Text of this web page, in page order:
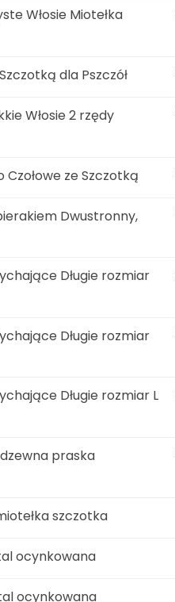
Włosie Miotełka
dla Pszczół
Włosie 2 rzędy
Czołowe ze Szczotką
Dwustronny,
Długie rozmiar
Długie rozmiar
Długie rozmiar L
praska
szczotka
ocynkowana
ocynkowana